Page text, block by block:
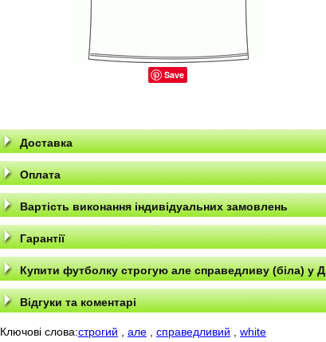
Save
Доставка
Оплата
Вартість виконання індивідуальних замовлень
Гарантії
Купити футболку строгую але справедливу (біла) у
Відгуки та коментарі
Ключові слова:строгий але справедливий white